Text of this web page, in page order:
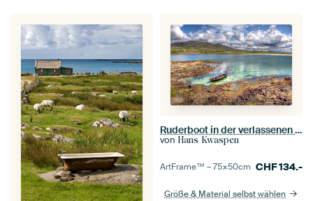
Ruderboot in der verlassenen Gurteen Bay an Irlands Westküste
von Hans Kwaspen
ArtFrame™ –75×50cm CHF134.-
Größe & Material selbst wählen